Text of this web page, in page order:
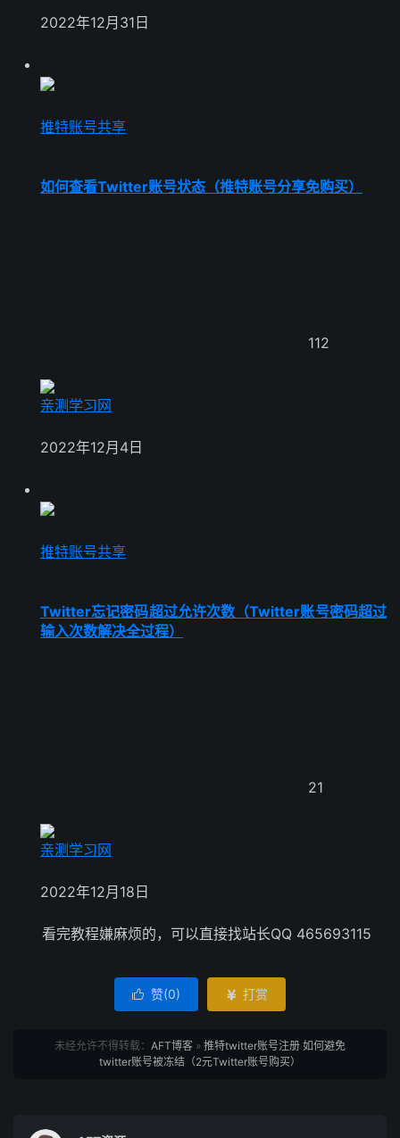
2022年12月31日
推特账号共享
如何查看Twitter账号状态（推特账号分享免购买）
112
亲测学习网
2022年12月4日
推特账号共享
Twitter忘记密码超过允许次数（Twitter账号密码超过
输入次数解决全过程）
21
亲测学习网
2022年12月18日
看完教程嫌麻烦的，可以直接找站长QQ 465693115
 赞(0)  打赏
未经允许不得转载： AFT博客 » 推特twitter账号注册 如何避免
twitter账号被冻结（2元Twitter账号购买）